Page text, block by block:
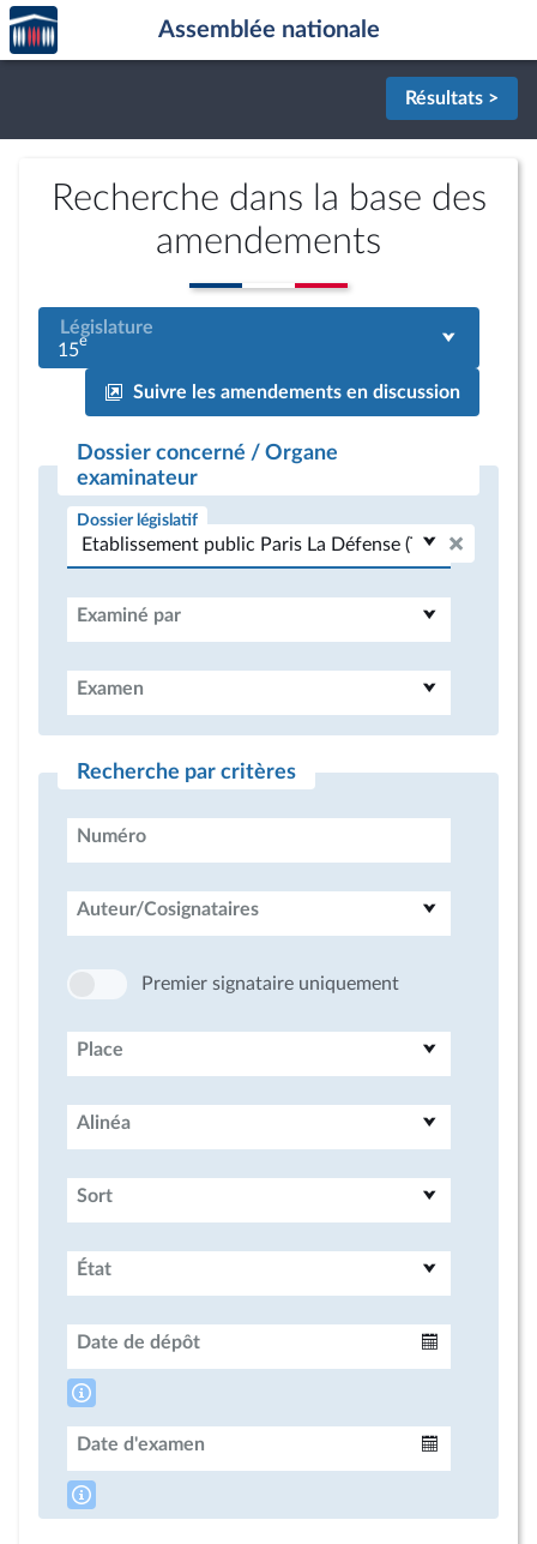
Aller au contenu
Aller en bas de la page
Accèder
à la
page
Assemblée nationale
Résultats >
Recherche dans la base des
amendements
Législature
15e
Suivre les amendements en discussion
Dossier concerné / Organe
examinateur
Dossier législatif
Examiné par
Examen
Recherche par critères
Numéro
Auteur/Cosignataires
Premier signataire uniquement
Place
Alinéa
Sort
État
Date de dépôt
Date d'examen